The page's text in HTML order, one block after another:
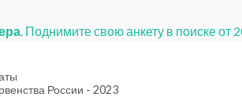
Платья на продажу. Мы запустили
России - 2023